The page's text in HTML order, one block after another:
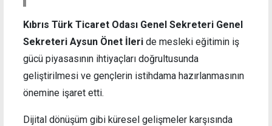
Kıbrıs Türk Ticaret Odası Genel Sekreteri Genel
Sekreteri Aysun Önet İleri de mesleki eğitimin iş
gücü piyasasının ihtiyaçları doğrultusunda
geliştirilmesi ve gençlerin istihdama hazırlanmasının
önemine işaret etti.
Dijital dönüşüm gibi küresel gelişmeler karşısında